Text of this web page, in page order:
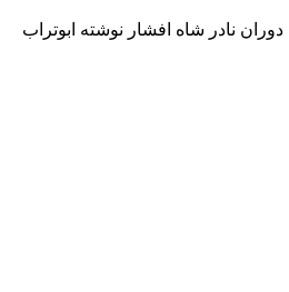
نادر شاه افشار نوشته ابوتراب